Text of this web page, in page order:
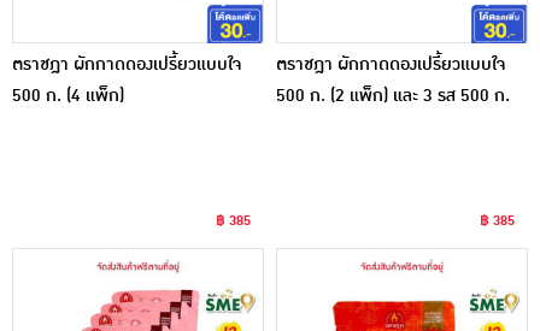
ตราชฎา ผักกาดดองเปรี้ยวแบบใจ
500 ก. (4 แพ็ก)
฿ 385
ตราชฎา ผักกาดดองเปรี้ยวแบบใจ
500 ก. (2 แพ็ก) และ 3 รส 500 ก.
฿ 385